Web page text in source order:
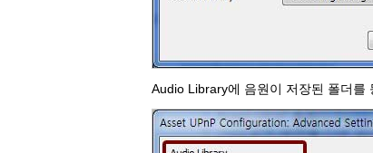
Audio Library에 음원이 저장된 폴더를